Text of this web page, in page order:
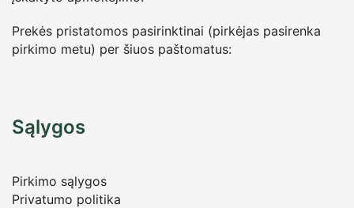
Prekės pristatomos pasirinktinai (pirkėjas pasirenka
pirkimo metu) per šiuos paštomatus:
Sąlygos
Pirkimo sąlygos
Privatumo politika